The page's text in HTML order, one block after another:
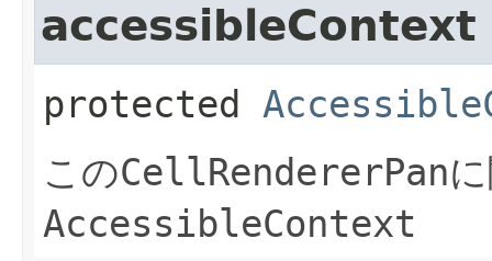
accessibleContext
protected
このCellRendererPan
AccessibleContext